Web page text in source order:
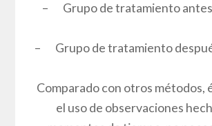
– Grupo de tratamiento antes
– Grupo de tratamiento
Comparado con otros métodos,
el uso de observaciones